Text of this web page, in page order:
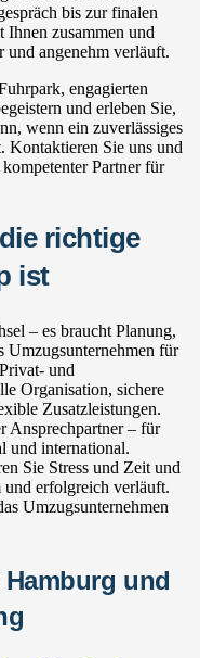
bis zur finalen
zusammen und
und angenehm verläuft.
engagierten
und erleben Sie,
wenn ein zuverlässiges
Kontaktieren Sie uns und
Partner für
richtige
ist
– es braucht Planung,
Umzugsunternehmen für
und
Organisation, sichere
Zusatzleistungen.
Ansprechpartner – für
und international.
Sie Stress und Zeit und
und erfolgreich verläuft.
Umzugsunternehmen
und